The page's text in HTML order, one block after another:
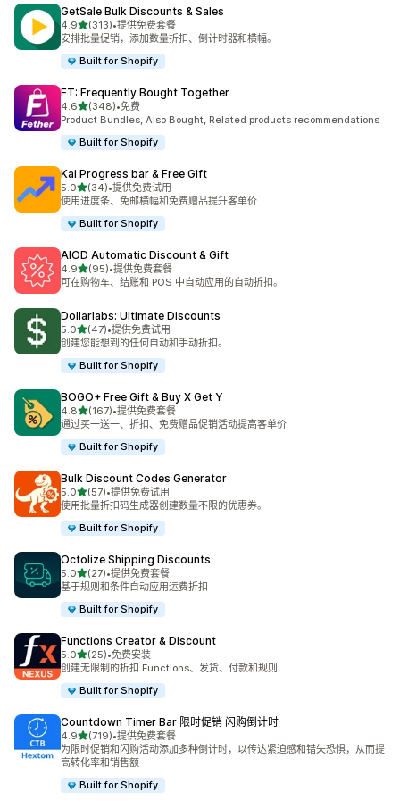
GetSale Bulk Discounts & Sales
4.9星（满分 5 星）
(313)
总共 313 条评论
•提供免费套餐
安排批量促销，添加数量折扣、倒计时器和横幅。
Built for Shopify
FT: Frequently Bought Together
4.6星（满分 5 星）
(348)
总共 348 条评论
•免费
Product Bundles, Also Bought, Related products recommendations
Built for Shopify
Kai Progress bar & Free Gift
5.0星（满分 5 星）
(34)
总共 34 条评论
•提供免费试用
使用进度条、免邮横幅和免费赠品提升客单价
Built for Shopify
AIOD Automatic Discount & Gift
4.9星（满分 5 星）
(95)
总共 95 条评论
•提供免费套餐
可在购物车、结账和 POS 中自动应用的自动折扣。
Dollarlabs: Ultimate Discounts
5.0星（满分 5 星）
(47)
总共 47 条评论
•提供免费试用
创建您能想到的任何自动和手动折扣。
Built for Shopify
BOGO+ Free Gift & Buy X Get Y
4.8星（满分 5 星）
(167)
总共 167 条评论
•提供免费套餐
通过买一送一、折扣、免费赠品促销活动提高客单价
Built for Shopify
Bulk Discount Codes Generator
5.0星（满分 5 星）
(57)
总共 57 条评论
•提供免费试用
使用批量折扣码生成器创建数量不限的优惠券。
Built for Shopify
Octolize Shipping Discounts
5.0星（满分 5 星）
(27)
总共 27 条评论
•提供免费套餐
基于规则和条件自动应用运费折扣
Built for Shopify
Functions Creator & Discount
5.0星（满分 5 星）
(25)
总共 25 条评论
•免费安装
创建无限制的折扣 Functions、发货、付款和规则
Built for Shopify
Countdown Timer Bar 限时促销 闪购倒计时
4.9星（满分 5 星）
(719)
总共 719 条评论
•提供免费套餐
为限时促销和闪购活动添加多种倒计时，以传达紧迫感和错失恐惧，从而提
高转化率和销售额
Built for Shopify